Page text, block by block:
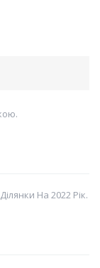
На 2022 Рік.